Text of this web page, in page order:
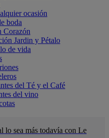
ocasión
boda
Corazón
Jardin y Pétalo
de vida
del Té y el Café
del vino
lo sea más todavía con Le